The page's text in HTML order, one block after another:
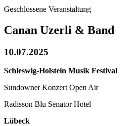
Geschlossene Veranstaltung
Canan Uzerli & Band
10.07.2025
Schleswig-Holstein Musik Festival
Sundowner Konzert Open Air
Radisson Blu Senator Hotel
Lübeck